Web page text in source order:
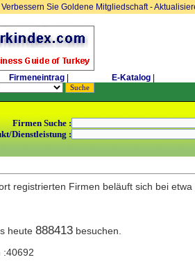
Verbessern Sie Goldene Mitgliedschaft-
Firmeneintrag E-Katalog
Firmen Suche :
Dienstleistung :
registrierten Firmen beläuft sich bei etwa
heute 888413 besuchen.
:40692